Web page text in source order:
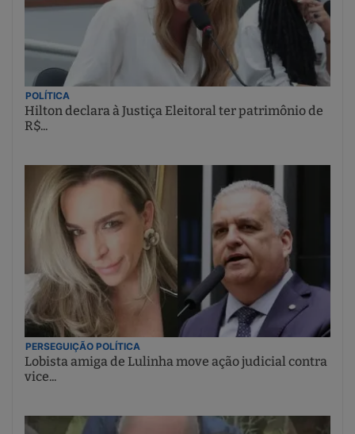
POLÍTICA
Hilton declara à Justiça Eleitoral ter patrimônio de
R$...
PERSEGUIÇÃO POLÍTICA
Lobista amiga de Lulinha move ação judicial contra
vice...